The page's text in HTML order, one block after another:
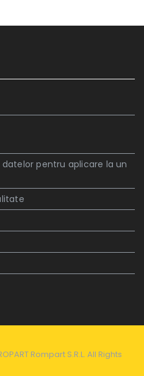
pentru aplicare la un
Rompart S.R.L. All Rights